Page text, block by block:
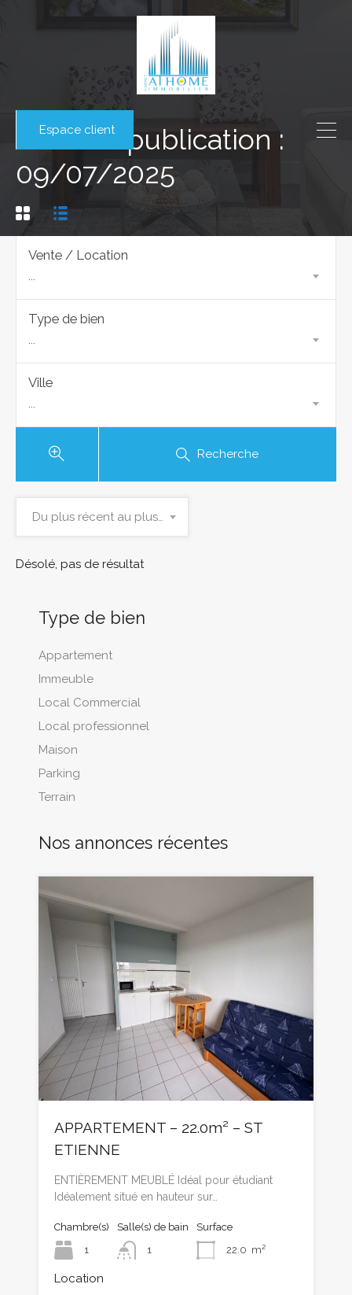
Espace client
Date de publication :
09/07/2025
Vente / Location
...
Type de bien
...
Ville
...
Recherche
Du plus récent au plus ancien
Désolé, pas de résultat
Type de bien
Appartement
Immeuble
Local Commercial
Local professionnel
Maison
Parking
Terrain
Nos annonces récentes
APPARTEMENT – 22.0m² – ST
ETIENNE
ENTIÈREMENT MEUBLÉ Idéal pour étudiant
Idéalement situé en hauteur sur…
Chambre(s)
1
Salle(s) de bain
1
Surface
22.0 m²
Location